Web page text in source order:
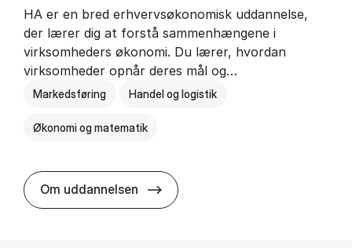
HA er en bred erhvervsøkonomisk uddannelse,
der lærer dig at forstå sammenhængene i
virksomheders økonomi. Du lærer, hvordan
virksomheder opnår deres mål og…
Markedsføring Handel og logistik
Økonomi og matematik
Om uddannelsen HA al­men erhvervs­økonomi